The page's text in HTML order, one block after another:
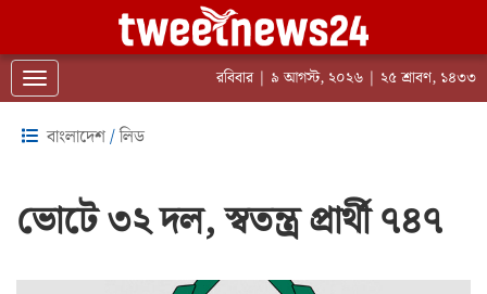
Toggle navigation রবিবার | ৯ আগস্ট, ২০২৬ | ২৫ শ্রাবণ, ১৪৩৩
বাংলাদেশ/লিড
ভোটে ৩২ দল, স্বতন্ত্র প্রার্থী ৭৪৭